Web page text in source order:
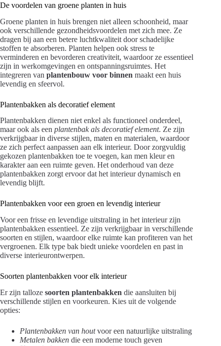
De voordelen van groene planten in huis
Groene planten in huis brengen niet alleen schoonheid, maar
ook verschillende gezondheidsvoordelen met zich mee. Ze
dragen bij aan een betere luchtkwaliteit door schadelijke
stoffen te absorberen. Planten helpen ook stress te
verminderen en bevorderen creativiteit, waardoor ze essentieel
zijn in werkomgevingen en ontspanningsruimtes. Het
integreren van plantenbouw voor binnen maakt een huis
levendig en sfeervol.
Plantenbakken als decoratief element
Plantenbakken dienen niet enkel als functioneel onderdeel,
maar ook als een plantenbak als decoratief element. Ze zijn
verkrijgbaar in diverse stijlen, maten en materialen, waardoor
ze zich perfect aanpassen aan elk interieur. Door zorgvuldig
gekozen plantenbakken toe te voegen, kan men kleur en
karakter aan een ruimte geven. Het onderhoud van deze
plantenbakken zorgt ervoor dat het interieur dynamisch en
levendig blijft.
Plantenbakken voor een groen en levendig interieur
Voor een frisse en levendige uitstraling in het interieur zijn
plantenbakken essentieel. Ze zijn verkrijgbaar in verschillende
soorten en stijlen, waardoor elke ruimte kan profiteren van het
vergroenen. Elk type bak biedt unieke voordelen en past in
diverse interieurontwerpen.
Soorten plantenbakken voor elk interieur
Er zijn talloze soorten plantenbakken die aansluiten bij
verschillende stijlen en voorkeuren. Kies uit de volgende
opties:
Plantenbakken van houtvoor een natuurlijke uitstraling
Metalen bakken die een moderne touch geven